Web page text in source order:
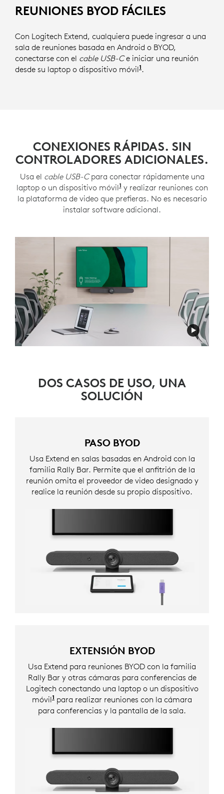
REUNIONES BYOD FÁCILES
Con Logitech Extend, cualquiera puede ingresar a una
sala de reuniones basada en Android o BYOD,
conectarse con el cable USB-Ce iniciar una reunión
desde su laptop o dispositivo móvil1 .
CONEXIONES RÁPIDAS. SIN
CONTROLADORES ADICIONALES.
Usa el cable USB-Cpara conectar rápidamente una
laptop o un dispositivo móvil1y realizar reuniones con
la plataforma de video que prefieras. No es necesario
instalar software adicional.
DOS CASOS DE USO, UNA
SOLUCIÓN
PASO BYOD
Usa Extend en salas basadas en Android con la
familia Rally Bar. Permite que el anfitrión de la
reunión omita el proveedor de video designado y
realice la reunión desde su propio dispositivo.
EXTENSIÓN BYOD
Usa Extend para reuniones BYOD con la familia
Rally Bar y otras cámaras para conferencias de
Logitech conectando una laptop o un dispositivo
móvil1 para realizar reuniones con la cámara
para conferencias y la pantalla de la sala.